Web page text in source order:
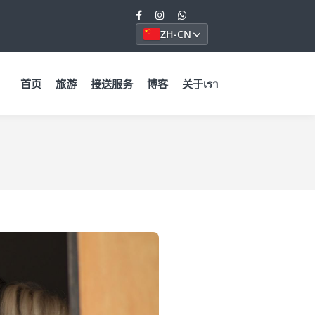
ZH-CN
首页 旅游 接送服务 博客 关于เรา